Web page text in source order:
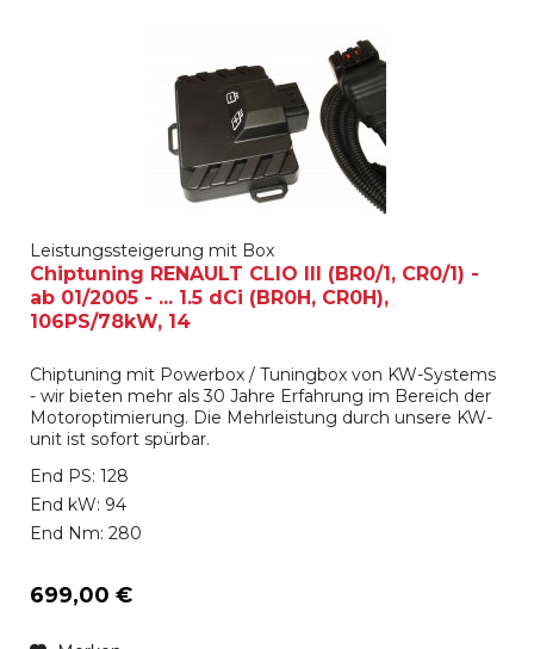
Leistungssteigerung mit Box
Chiptuning RENAULT CLIO III (BR0/1, CR0/1) -
ab 01/2005 - ... 1.5 dCi (BR0H, CR0H),
106PS/78kW, 14
Chiptuning mit Powerbox / Tuningbox von KW-Systems
- wir bieten mehr als 30 Jahre Erfahrung im Bereich der
Motoroptimierung. Die Mehrleistung durch unsere KW-
unit ist sofort spürbar.
End PS: 128
End kW: 94
End Nm: 280
699,00 €